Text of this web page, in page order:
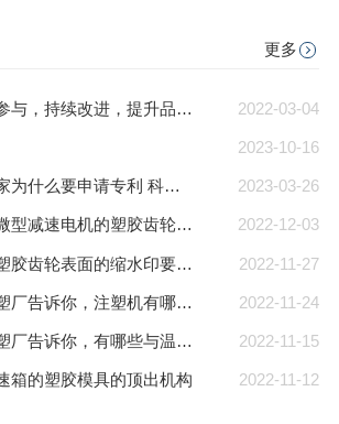
更多
2022-03-04
优化流程，全员参与，持续改进，提升品质管里系统
2023-10-16
2023-03-26
微型减速电机厂家为什么要申请专利 科华微型减速电机
2022-12-03
科华告诉你，在微型减速电机的塑胶齿轮注塑过程中塑胶齿轮内产生气泡的原因和解决办法
2022-11-27
微型减速电机的塑胶齿轮表面的缩水印要如何解决？-科华微型减速电机厂
2022-11-24
科华塑胶齿轮注塑厂告诉你，注塑机有哪些种类
2022-11-15
科华塑胶齿轮注塑厂告诉你，有哪些与温度有关的成型参数
2022-11-12
箱的塑胶模具的顶出机构